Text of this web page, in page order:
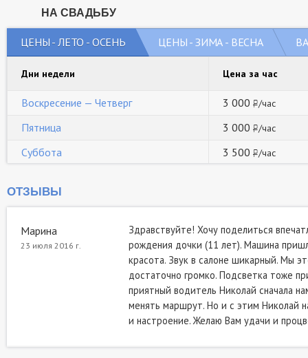
НА СВАДЬБУ
ЦЕНЫ - ЛЕТО - ОСЕНЬ ЦЕНЫ - ЗИМА - ВЕСНА
Дни недели Цена за час
Воскресение — Четверг 3 000 /час
Пятница 3 000 /час
Суббота 3 500 /час
ОТЗЫВЫ
Марина
23 июля 2016 г.
Здравствуйте! Хочу поделиться
рождения дочки (11 лет). Машина
красота. Звук в салоне шикарный. Мы
достаточно громко. Подсветка тоже
приятный водитель Николай сначала
менять маршрут. Но и с этим Николай
и настроение. Желаю Вам удачи и